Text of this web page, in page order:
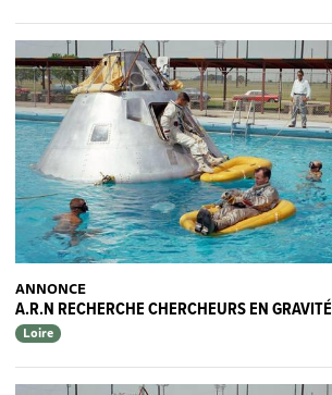
ANNONCE
A.R.N RECHERCHE CHERCHEURS EN GRAVITÉ
Loire